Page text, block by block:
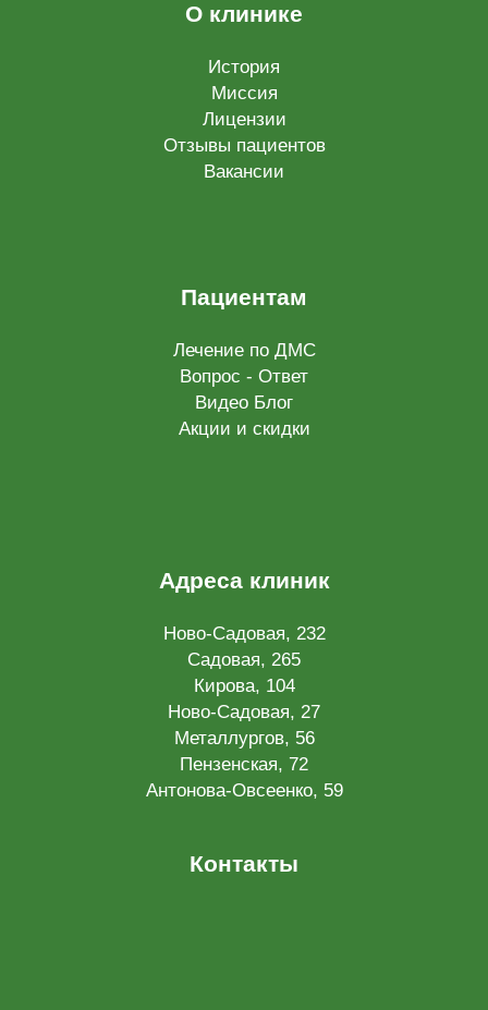
О клинике
История
Миссия
Лицензии
Отзывы пациентов
Вакансии
Пациентам
Лечение по ДМС
Вопрос - Ответ
Видео Блог
Акции и скидки
Адреса клиник
Ново-Садовая, 232
Садовая, 265
Кирова, 104
Ново-Садовая, 27
Металлургов, 56
Пензенская, 72
Антонова-Овсеенко, 59
Контакты